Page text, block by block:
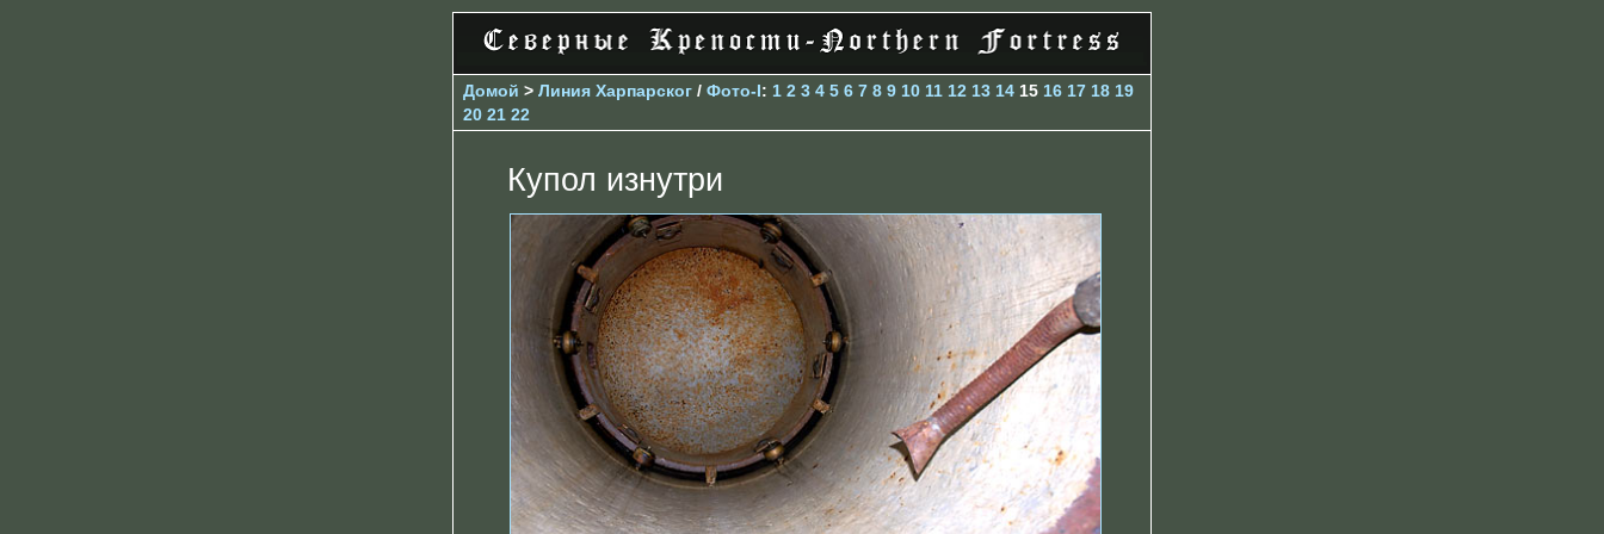
Домой > Линия Харпарског / Фото-I: 1 2 3 4 5 6 7 8 9 10 11 12 13 14 15 16 17 18 19
20 21 22
Купол изнутри